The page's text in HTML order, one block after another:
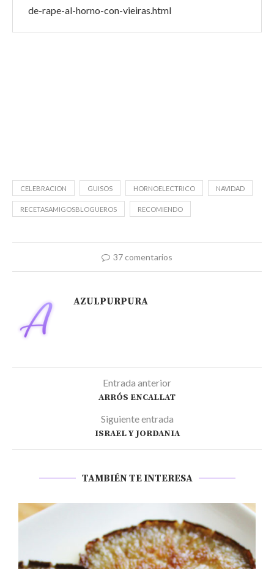
de-rape-al-horno-con-vieiras.html
CELEBRACION GUISOS HORNOELECTRICO NAVIDAD
RECETASAMIGOSBLOGUEROS RECOMIENDO
37 comentarios
AZULPURPURA
Entrada anterior
ARRÓS ENCALLAT
Siguiente entrada
ISRAEL Y JORDANIA
TAMBIÉN TE INTERESA